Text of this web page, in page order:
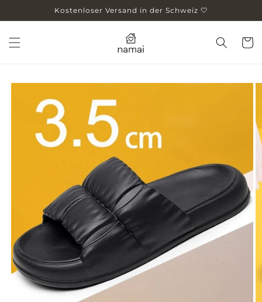
Kostenloser Versand in der Schweiz 🤍
Cart
Skip to
information